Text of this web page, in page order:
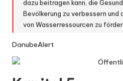
dazu beitragen kann, die
Bevölkerung zu verbessern und
von Wasserressourcen zu
DanubeAlert